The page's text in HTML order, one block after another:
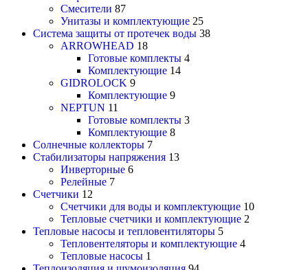
Смесители 87
Унитазы и комплектующие 25
Система защиты от протечек воды 38
ARROWHEAD 18
Готовые комплекты 4
Комплектующие 14
GIDROLOCK 9
Комплектующие 9
NEPTUN 11
Готовые комплекты 3
Комплектующие 8
Солнечные коллекторы 7
Стабилизаторы напряжения 13
Инверторные 6
Релейные 7
Счетчики 12
Счетчики для воды и комплектующие 10
Тепловые счетчики и комплектующие 2
Тепловые насосы и тепловентиляторы 5
Тепловентеляторы и комплектующие 4
Тепловые насосы 1